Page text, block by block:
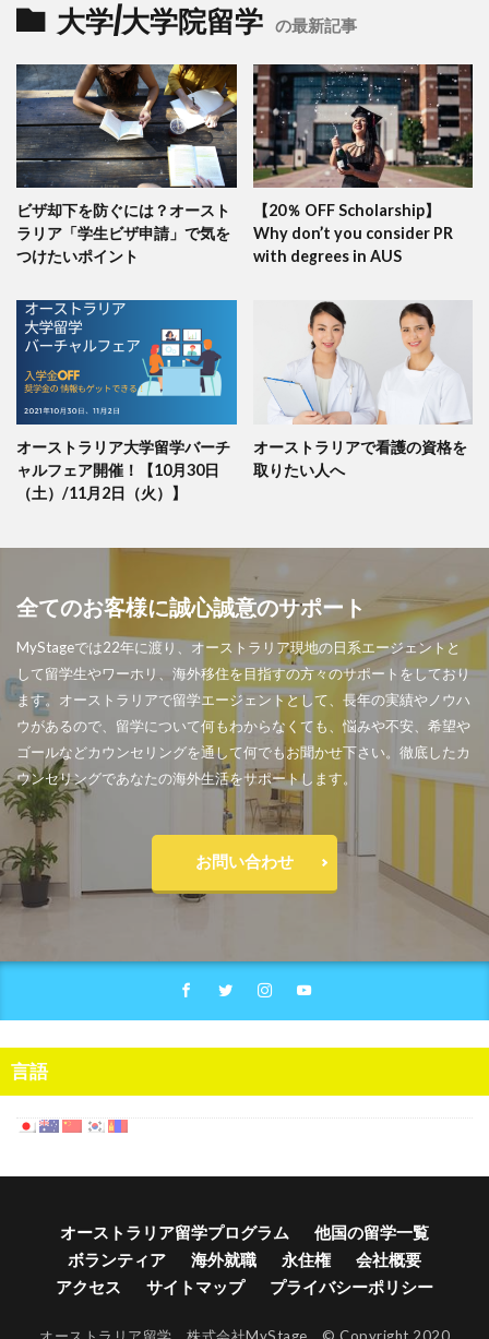
大学/大学院留学 の最新記事
ビザ却下を防ぐには？オースト
ラリア「学生ビザ申請」で気を
つけたいポイント
【20％ OFF Scholarship】
Why don’t you consider PR
with degrees in AUS
オーストラリア大学留学バーチ
ャルフェア開催！【10月30日
（土）/11月2日（火）】
オーストラリアで看護の資格を
取りたい人へ
全てのお客様に誠心誠意のサポート
MyStageでは22年に渡り、オーストラリア現地の日系エージェントと
して留学生やワーホリ、海外移住を目指すの方々のサポートをしており
ます。オーストラリアで留学エージェントとして、長年の実績やノウハ
ウがあるので、留学について何もわからなくても、悩みや不安、希望や
ゴールなどカウンセリングを通して何でもお聞かせ下さい。徹底したカ
ウンセリングであなたの海外生活をサポートします。
お問い合わせ
言語
オーストラリア留学プログラム
他国の留学一覧
ボランティア
海外就職 永住権
会社概要
アクセス
サイトマップ プライバシーポリシー